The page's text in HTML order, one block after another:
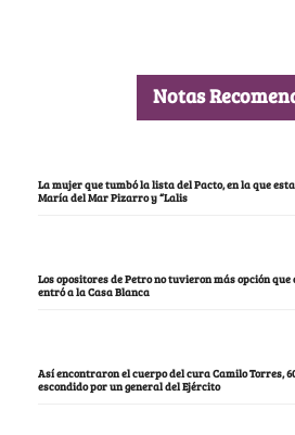
Notas
La mujer que tumbó la lista del Pacto, en la que
María del Mar Pizarro y “Lalis
Los opositores de Petro no tuvieron más opción
entró a la Casa Blanca
Así encontraron el cuerpo del cura Camilo Torres,
escondido por un general del Ejército